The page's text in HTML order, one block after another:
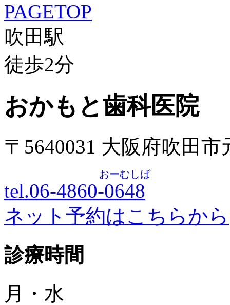
PAGETOP
吹田駅
徒歩2分
おかもと歯科医院
〒5640031 大阪府吹田
tel.06-4860-0648
おーむしば
ネット予約はこちらから
診療時間
月・水